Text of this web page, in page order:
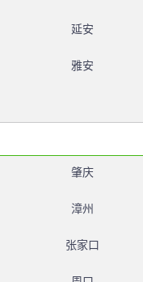
延安
雅安
肇庆
漳州
张家口